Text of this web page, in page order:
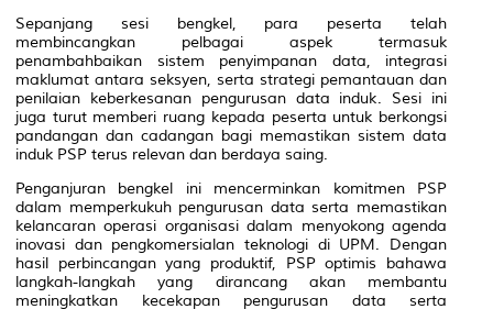
Sepanjang sesi bengkel, para peserta telah
membincangkan pelbagai aspek termasuk
penambahbaikan sistem penyimpanan data, integrasi
maklumat antara seksyen, serta strategi pemantauan dan
penilaian keberkesanan pengurusan data induk. Sesi ini
juga turut memberi ruang kepada peserta untuk berkongsi
pandangan dan cadangan bagi memastikan sistem data
induk PSP terus relevan dan berdaya saing.
Penganjuran bengkel ini mencerminkan komitmen PSP
dalam memperkukuh pengurusan data serta memastikan
kelancaran operasi organisasi dalam menyokong agenda
inovasi dan pengkomersialan teknologi di UPM. Dengan
hasil perbincangan yang produktif, PSP optimis bahawa
langkah-langkah yang dirancang akan membantu
meningkatkan kecekapan pengurusan data serta